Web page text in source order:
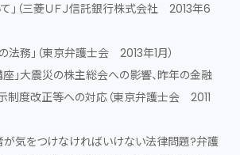
」（三菱ＵＦＪ信託銀行株式会社 2013年6
法務」（東京弁護士会 2013年1月）
」大震災の株主総会への影響、昨年の金融
制度改正等への対応（東京弁護士会 2011
が気をつけなければいけない法律問題?弁護